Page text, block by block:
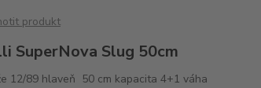
produkt
SuperNova Slug 50cm
12/89 hlaveň 50 cm kapacita 4+1 váha